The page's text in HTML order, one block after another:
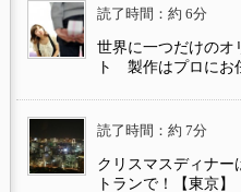
読了時間：約 6分
世界に一つだけのオ
ト 製作はプロにお
読了時間：約 7分
クリスマスディナー
トランで！【東京】